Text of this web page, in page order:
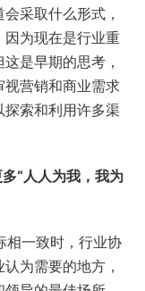
采取什么形式，
为现在是行业重
是早期的思考，
营销和商业需求
探索和利用许多渠
“人人为我，我为
相一致时，行业协
为需要的地方，